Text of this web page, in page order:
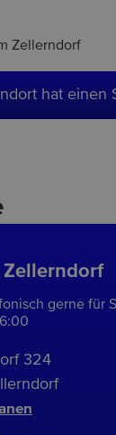
Zellerndorf
hat einen
Zellerndorf
gerne für
324